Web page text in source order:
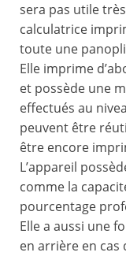
sera pas utile
calculatrice
toute une
Elle imprime
et possède une
effectués au
peuvent être
être encore
L’appareil
comme la
pourcentage
Elle a aussi une
en arrière en cas